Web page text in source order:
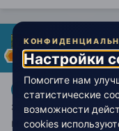
Yuliya
замечательная
мечта, и интеллект,
Настройки
Помогите нам
статистические
возможности
cookies